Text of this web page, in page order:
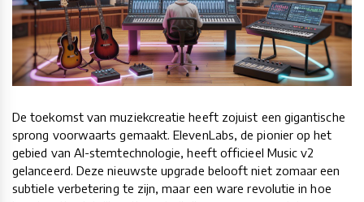
De toekomst van muziekcreatie heeft zojuist een gigantische
sprong voorwaarts gemaakt. ElevenLabs, de pionier op het
gebied van AI-stemtechnologie, heeft officieel Music v2
gelanceerd. Deze nieuwste upgrade belooft niet zomaar een
subtiele verbetering te zijn, maar een ware revolutie in hoe